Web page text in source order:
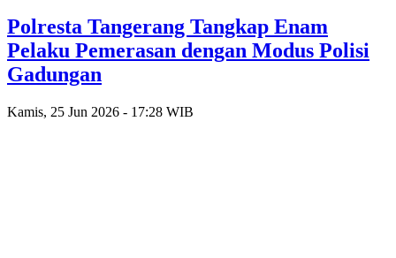
Polresta Tangerang Tangkap Enam
Pelaku Pemerasan dengan Modus Polisi
Gadungan
Kamis, 25 Jun 2026 - 17:28 WIB